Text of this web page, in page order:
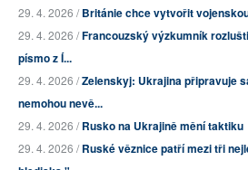
29. 4. 2026 /Británie chce vytvořit
29. 4. 2026 /Francouzský výzkumník
písmo z Í...
29. 4. 2026 /Zelenskyj: Ukrajina připravuje
nemohou nevě...
29. 4. 2026 /Rusko na Ukrajině mění taktiku
29. 4. 2026 /Ruské věznice patří mezi tři